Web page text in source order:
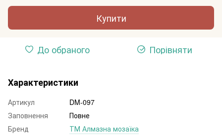
Купити
До обраного Порівняти
Характеристики
Артикул
DM-097
Заповнення
Повне
Бренд
ТМ Алмазна мозаїка